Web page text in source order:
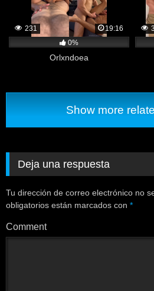
231
19:16
0%
Orlxndoea
Show more
Deja una respuesta
Tu dirección de correo electrónico no
obligatorios están marcados con *
Comment